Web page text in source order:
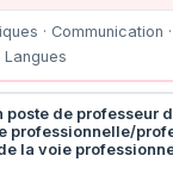
· Communication
Langues
poste de professeur
professionnelle/
la voie